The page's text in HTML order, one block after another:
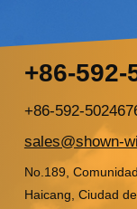
+86-592-
+86-592-
sales@shown-
No.189,
Haicang, Ciudad